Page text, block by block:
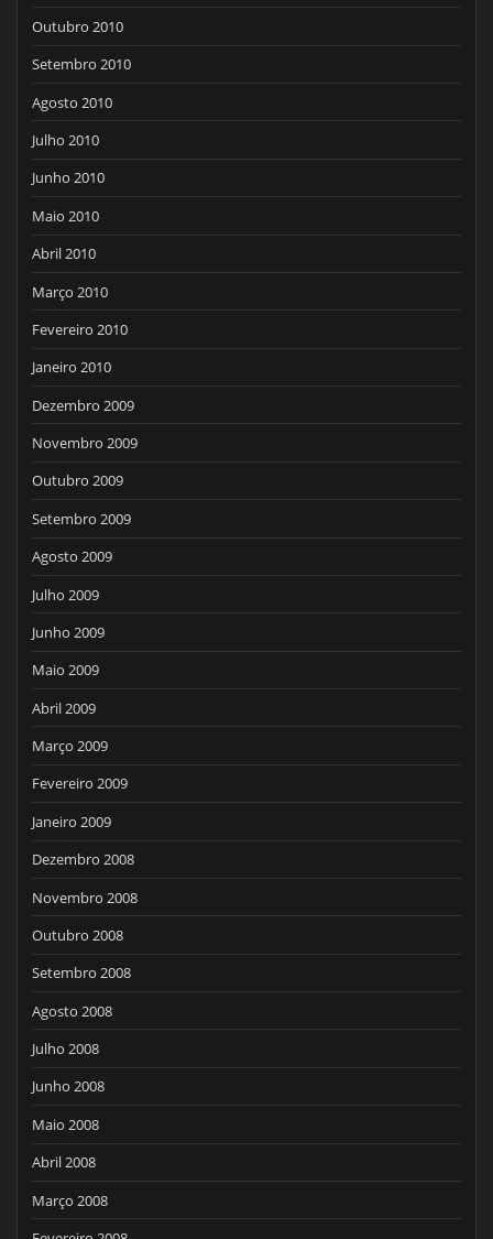
Outubro 2010
Setembro 2010
Agosto 2010
Julho 2010
Junho 2010
Maio 2010
Abril 2010
Março 2010
Fevereiro 2010
Janeiro 2010
Dezembro 2009
Novembro 2009
Outubro 2009
Setembro 2009
Agosto 2009
Julho 2009
Junho 2009
Maio 2009
Abril 2009
Março 2009
Fevereiro 2009
Janeiro 2009
Dezembro 2008
Novembro 2008
Outubro 2008
Setembro 2008
Agosto 2008
Julho 2008
Junho 2008
Maio 2008
Abril 2008
Março 2008